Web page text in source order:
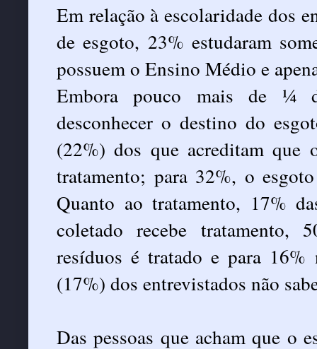
Em relação à escolaridade dos
de esgoto, 23% estudaram
possuem o Ensino Médio e
Embora pouco mais de ¼
desconhecer o destino do
(22%) dos que acreditam que
tratamento; para 32%, o
Quanto ao tratamento, 17%
coletado recebe tratamento,
resíduos é tratado e para
(17%) dos entrevistados não
Das pessoas que acham que o